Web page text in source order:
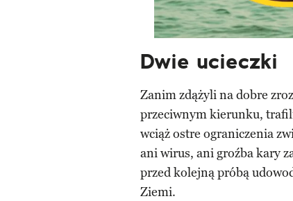
Dwie ucieczki
Zanim zdążyli na dobre
przeciwnym kierunku,
wciąż ostre ograniczenia
ani wirus, ani groźba kary
przed kolejną próbą
Ziemi.